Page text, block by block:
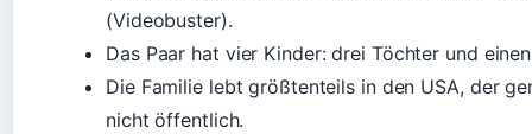
(Videobuster).
Das Paar hat vier Kinder: drei Töchter und
Die Familie lebt größtenteils in den USA, der
nicht öffentlich.